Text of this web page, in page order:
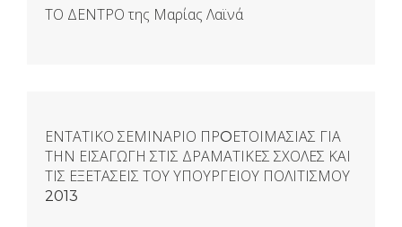
ΤΟ ΔΕΝΤΡΟ της Μαρίας Λαϊνά
ΕΝΤΑΤΙΚΟ ΣΕΜΙΝΑΡΙΟ ΠΡOΕΤΟΙΜΑΣΙΑΣ ΓΙΑ
ΤΗΝ ΕΙΣΑΓΩΓΗ ΣΤΙΣ ΔΡΑΜΑΤΙΚΕΣ ΣΧΟΛΕΣ ΚΑΙ
ΤΙΣ ΕΞΕΤΑΣΕΙΣ ΤΟΥ ΥΠΟΥΡΓΕΙΟΥ ΠΟΛΙΤΙΣΜΟΥ
2013